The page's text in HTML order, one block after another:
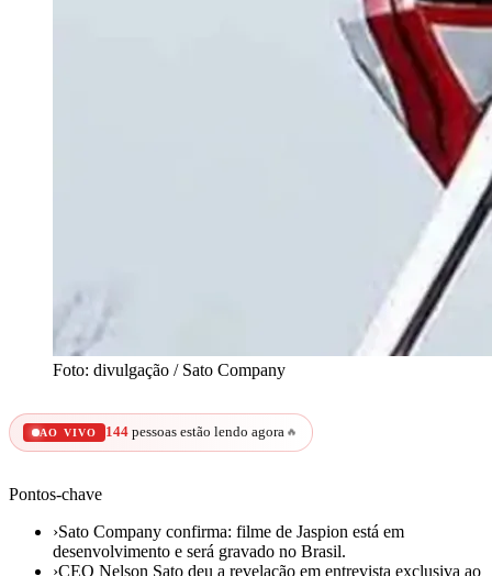
Foto: divulgação / Sato Company
AO VIVO 144 pessoas estão lendo agora 🔥
Pontos-chave
›Sato Company confirma: filme de Jaspion está em
desenvolvimento e será gravado no Brasil.
›CEO Nelson Sato deu a revelação em entrevista exclusiva ao